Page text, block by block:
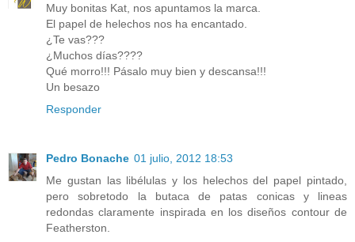
Muy bonitas Kat, nos apuntamos la marca.
El papel de helechos nos ha encantado.
¿Te vas???
¿Muchos días????
Qué morro!!! Pásalo muy bien y descansa!!!
Un besazo
Responder
Pedro Bonache 01 julio, 2012 18:53
Me gustan las libélulas y los helechos del papel pintado,
pero sobretodo la butaca de patas conicas y lineas
redondas claramente inspirada en los diseños contour de
Featherston.